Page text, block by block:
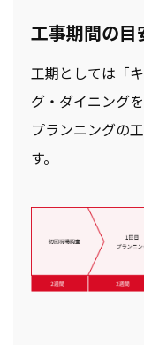
工事期間の目
工期としては「
グ・ダイニング
プランニングの
す。